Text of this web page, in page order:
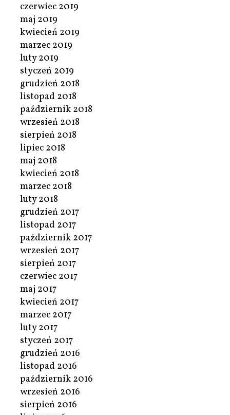
czerwiec 2019
maj 2019
kwiecień 2019
marzec 2019
luty 2019
styczeń 2019
grudzień 2018
listopad 2018
październik 2018
wrzesień 2018
sierpień 2018
lipiec 2018
maj 2018
kwiecień 2018
marzec 2018
luty 2018
grudzień 2017
listopad 2017
październik 2017
wrzesień 2017
sierpień 2017
czerwiec 2017
maj 2017
kwiecień 2017
marzec 2017
luty 2017
styczeń 2017
grudzień 2016
listopad 2016
październik 2016
wrzesień 2016
sierpień 2016